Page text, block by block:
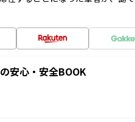
安心・安全BOOK